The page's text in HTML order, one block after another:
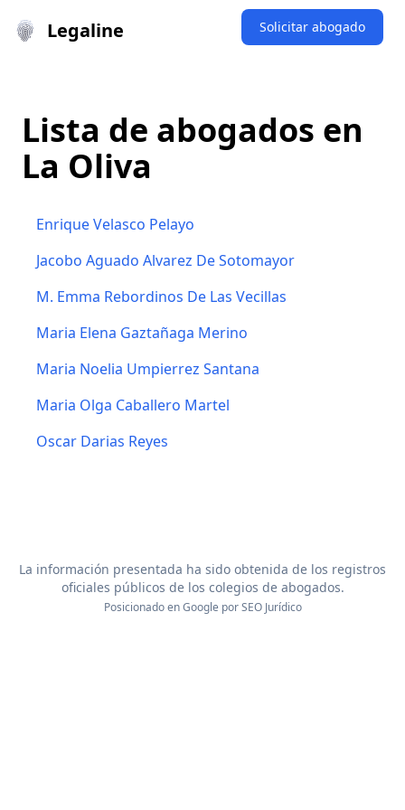
Legaline Solicitar abogado
Lista de abogados en
La Oliva
Enrique Velasco Pelayo
Jacobo Aguado Alvarez De Sotomayor
M. Emma Rebordinos De Las Vecillas
Maria Elena Gaztañaga Merino
Maria Noelia Umpierrez Santana
Maria Olga Caballero Martel
Oscar Darias Reyes
La información presentada ha sido obtenida de los registros
oficiales públicos de los colegios de abogados.
Posicionado en Google porSEO Jurídico